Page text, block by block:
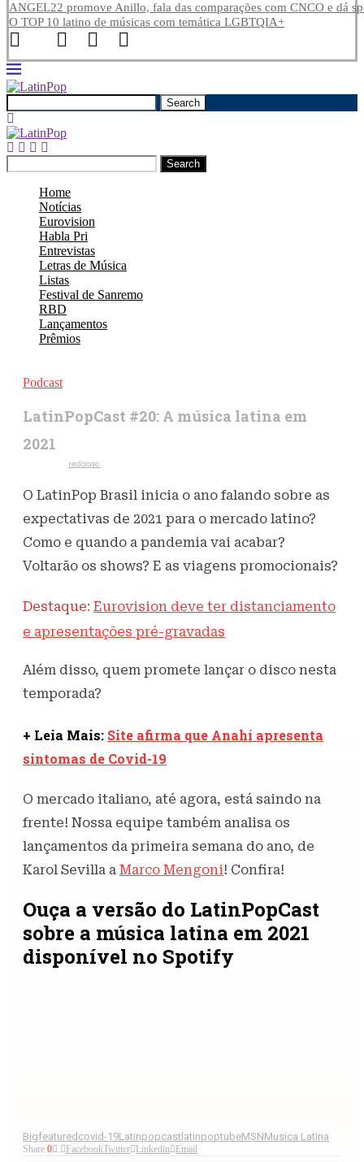
ANGEL22 promove Anillo, fala das comparações com CNCO e dá
O TOP 10 latino de músicas com temática LGBTQIA+
Search
Search
Home
Notícias
Eurovision
Habla Pri
Entrevistas
Letras de Música
Listas
Festival de Sanremo
RBD
Lançamentos
Prêmios
Podcast
LatinPopCast #20: A música latina em
2021
redacao
O LatinPop Brasil inicia o ano falando sobre as
expectativas de 2021 para o mercado latino?
Como e quando a pandemia vai acabar?
Voltarão os shows? E as viagens promocionais?
Destaque: Eurovision deve ter distanciamento
e apresentações pré-gravadas
Além disso, quem promete lançar o disco nesta
temporada?
+ Leia Mais: Site afirma que Anahí apresenta
sintomas de Covid-19
O mercado italiano, até agora, está saindo na
frente! Nossa equipe também analisa os
lançamentos da primeira semana do ano, de
Karol Sevilla a Marco Mengoni! Confira!
Ouça a versão do LatinPopCast
sobre a música latina em 2021
disponível no Spotify
Bigfeaturedcovid-19LatinpopcastlatinpoptubeMSNMusica Latina
Share 0 FacebookTwitter Linkedin Email